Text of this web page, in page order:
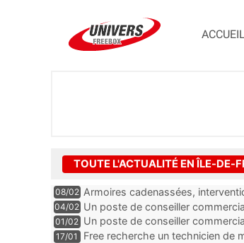
TOUTE L'ACTUALITÉ EN ÎLE-DE-
08/02 Armoires cadenassées,
de la fibre ne peuvent plus durer
04/02 Un poste de conseiller
département du Val-de-Marne
01/02 Un poste de conseiller
département du Val-de-Marne
17/01 Free recherche un technicien de